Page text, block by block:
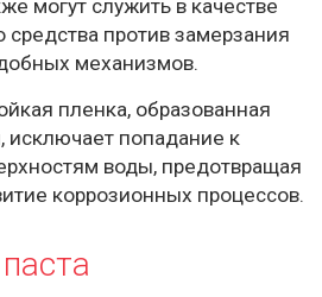
могут служить в качестве
средства против замерзания
механизмов.
пленка, образованная
исключает попадание к
воды, предотвращая
коррозионных процессов.